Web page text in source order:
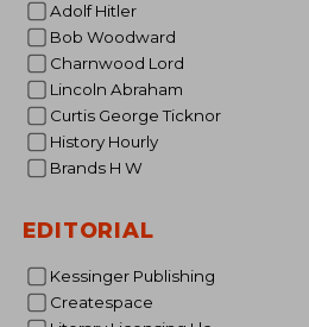
Adolf Hitler
Bob Woodward
Charnwood Lord
Lincoln Abraham
Curtis George Ticknor
History Hourly
Brands H W
EDITORIAL
Kessinger Publishing
Createspace